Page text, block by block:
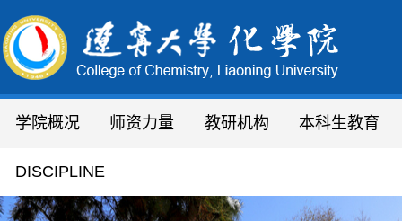
学院概况
学院简介
机构设置
师资力量
教职员工
教研机构
化学实验教学中心
本科生教育
专业设置
DISCIPLINE